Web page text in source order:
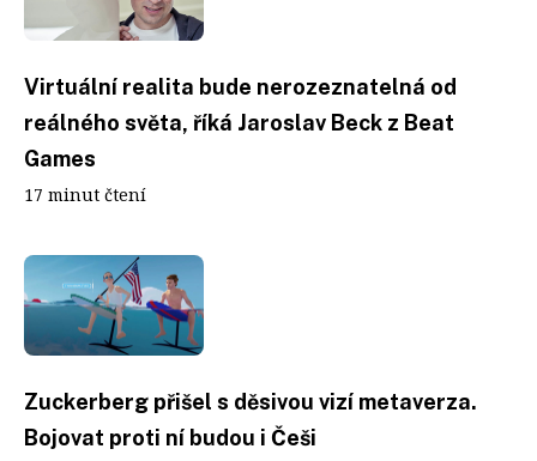
Virtuální realita bude nerozeznatelná od
reálného světa, říká Jaroslav Beck z Beat
Games
17 minut čtení
Zuckerberg přišel s děsivou vizí metaverza.
Bojovat proti ní budou i Češi